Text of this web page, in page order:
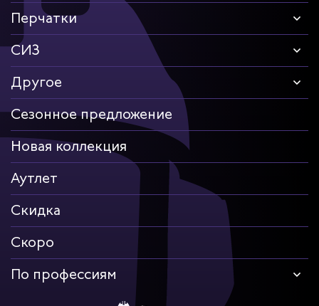
Перчатки
СИЗ
Другое
Сезонное предложение
Новая коллекция
Аутлет
Скидка
Скоро
По профессиям